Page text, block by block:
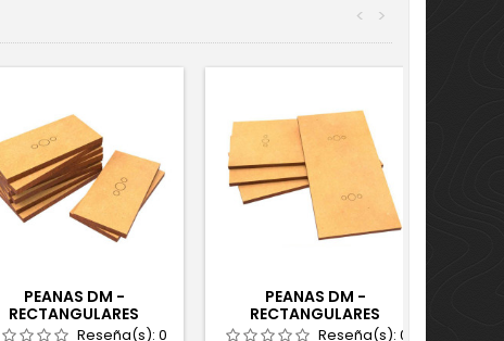
>
<
PEANAS DM -
RECTANGULARES
25X50MMReseña(s): 0
PEANAS DM -
RECTANGULARES
100X50MMReseña(s): 0